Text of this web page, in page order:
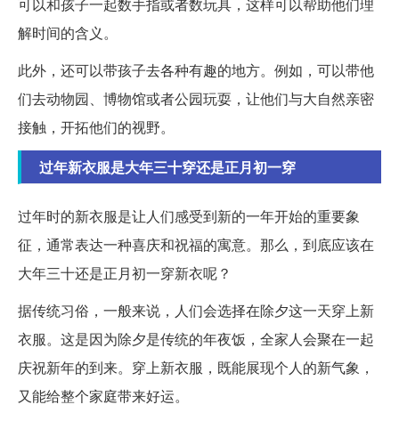
可以和孩子一起数手指或者数玩具，这样可以帮助他们理
解时间的含义。
此外，还可以带孩子去各种有趣的地方。例如，可以带他
们去动物园、博物馆或者公园玩耍，让他们与大自然亲密
接触，开拓他们的视野。
过年新衣服是大年三十穿还是正月初一穿
过年时的新衣服是让人们感受到新的一年开始的重要象
征，通常表达一种喜庆和祝福的寓意。那么，到底应该在
大年三十还是正月初一穿新衣呢？
据传统习俗，一般来说，人们会选择在除夕这一天穿上新
衣服。这是因为除夕是传统的年夜饭，全家人会聚在一起
庆祝新年的到来。穿上新衣服，既能展现个人的新气象，
又能给整个家庭带来好运。